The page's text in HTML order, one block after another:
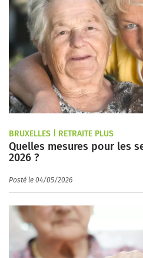
BRUXELLES | RETRAITE PLUS
Quelles mesures pour les
2026 ?
Posté le 04/05/2026